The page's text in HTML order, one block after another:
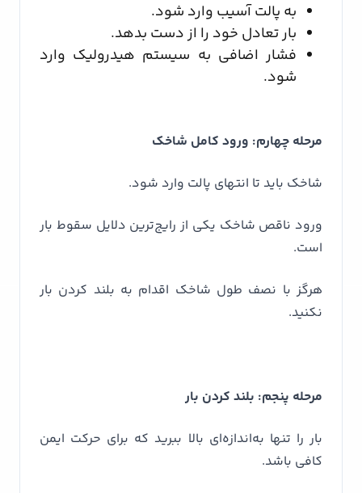
به پالت آسیب وارد شود.
بار تعادل خود را از دست بدهد.
فشار اضافی به سیستم هیدرولیک وارد
شود.
مرحله چهارم: ورود کامل شاخک
شاخک باید تا انتهای پالت وارد شود.
ورود ناقص شاخک یکی از رایج‌ترین دلایل سقوط بار
است.
هرگز با نصف طول شاخک اقدام به بلند کردن بار
نکنید.
مرحله پنجم: بلند کردن بار
بار را تنها به‌اندازه‌ای بالا ببرید که برای حرکت ایمن
کافی باشد.